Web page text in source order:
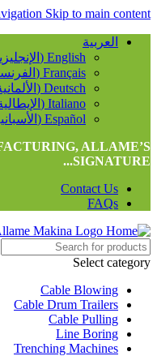
Skip to main content
العربية
English
(
Français
(
Deutsch
(
Italiano
(
Español
(
ALLAME’S
SIGNATURE...
Contact Us
FAQs
Select category
Cable Blowing
Cable Drum Trailers
Cable Pulling
Line Boring
Trenching Machines